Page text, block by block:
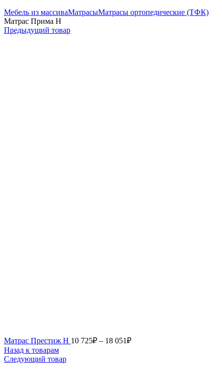
Мебель из массиваМатрасыМатрасы ортопедические (ТФК)
Матрас Прима Н
Предыдущий товар
Матрас Престиж Н 10 725₽ – 18 051₽
Назад к товарам
Следующий товар